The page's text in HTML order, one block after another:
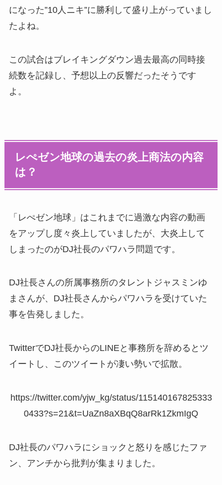
になった”10人ニキ”に勝利して盛り上がっていまし
たよね。
この試合はブレイキングダウン過去最高の同時接
続数を記録し、予想以上の反響だったそうです
よ。
レぺゼン地球の過去の炎上商法の内容
は？
「レぺゼン地球」はこれまでに過激な内容の動画
をアップし度々炎上していましたが、大炎上して
しまったのがDJ社長のパワハラ問題です。
DJ社長さんの所属事務所のタレントジャスミンゆ
まさんが、DJ社長さんからパワハラを受けていた
事を告発しました。
TwitterでDJ社長からのLINEと事務所を辞めるとツ
イートし、このツイートが凄い勢いで拡散。
https://twitter.com/yjw_kg/status/115140167825333
0433?s=21&t=UaZn8aXBqQ8arRk1ZkmIgQ
DJ社長のパワハラにショックと怒りを感じたファ
ン、アンチから批判が集まりました。